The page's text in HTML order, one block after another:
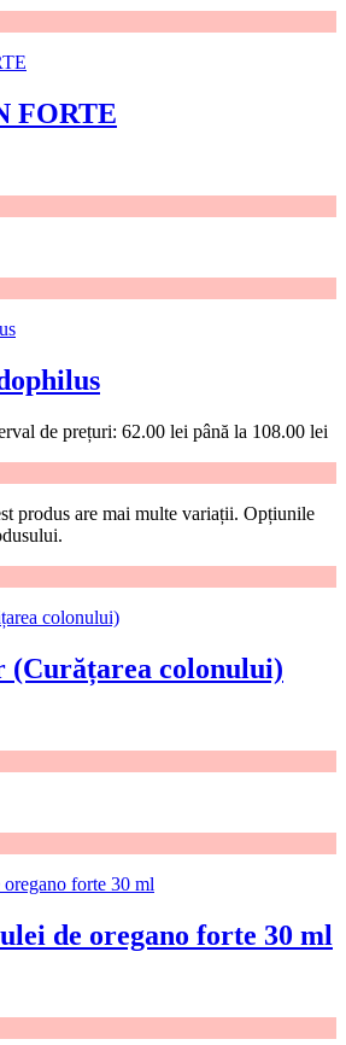
FORTE
de prețuri: 62.00 lei până la 108.00 lei
produs are mai multe variații. Opțiunile
(Curățarea colonului)
de oregano forte 30 ml